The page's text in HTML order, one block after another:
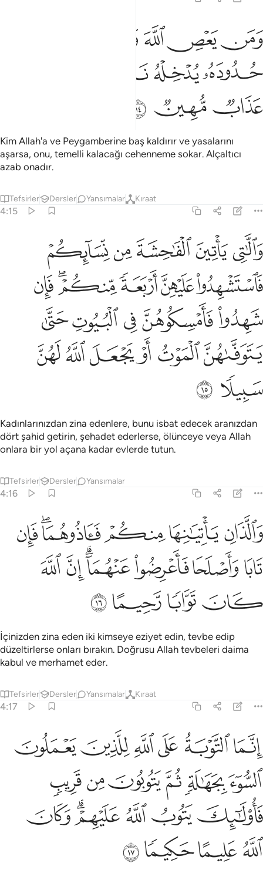
ومن يعص الله ورسوله ويتعد حدوده يدخله نارا خالدا فيها وله عذاب
وَمَن يَعْصِ ٱللَّهَ وَرَسُولَهُۥ وَيَتَعَدَّ حُدُودَهُۥ يُدْخِلْهُ نَارًا خَـٰلِدًۭا فِيهَا
ﲺﲻﲼﲽ
ﲿﳀﳁ
ﳅﳆ ﳇ
Kim Allah'a ve Peygamberine baş kaldırır ve yasalarını
aşarsa, onu, temelli kalacağı cehenneme sokar. Alçaltıcı
azab onadır.
Tefsirler Dersler Yansımalar Kıraat
4:15
واللاتي ياتين الفاحشة من نسايكم فاستشهدوا عليهن اربعة منكم
وَٱلَّـٰتِى يَأْتِينَ ٱلْفَـٰحِشَةَ مِن نِّسَآئِكُمْ فَٱسْتَشْهِدُوا۟ عَلَيْهِنَّ أَرْبَعَةًۭ
ﱁﱂﱃﱄﱅ
ﱆﱇﱈﱉﱊﱋ
ﱌﱍﱎﱏﱐ
ﱑﱒ ﱓﱔﱕﱖ
ﱗ ﱘ
Kadınlarınızdan zina edenlere, bunu isbat edecek aranızdan
dört şahid getirin, şehadet ederlerse, ölünceye veya Allah
onlara bir yol açana kadar evlerde tutun.
Tefsirler Dersler Yansımalar
4:16
واللذان ياتيانها منكم فاذوهما فان تابا واصلحا فاعرضوا عنهما ان الله كان
وَٱلَّذَانِ يَأْتِيَـٰنِهَا مِنكُمْ فَـَٔاذُوهُمَا ۖ فَإِن تَابَا وَأَصْلَحَا فَأَعْرِضُوا۟ عَنْهُمَآ
ﱙﱚﱛﱜﱝﱞ
ﱟﱠﱡﱢﱣﱤﱥ
ﱦﱧﱨﱩ
İçinizden zina eden iki kimseye eziyet edin, tevbe edip
düzeltirlerse onları bırakın. Doğrusu Allah tevbeleri daima
kabul ve merhamet eder.
Tefsirler Dersler Yansımalar Kıraat
4:17
انما التوبة على الله للذين يعملون السوء بجهالة ثم يتوبون من قريب
إِنَّمَا ٱلتَّوْبَةُ عَلَى ٱللَّهِ لِلَّذِينَ يَعْمَلُونَ ٱلسُّوٓءَ بِجَهَـٰلَةٍۢ ثُمَّ يَتُوبُونَ
ﱪﱫ ﱬﱭﱮﱯ
ﱰﱱﱲﱳﱴﱵ
ﱶﱷﱸﱹﱺﱻ
ﱼﱽﱾﱿ